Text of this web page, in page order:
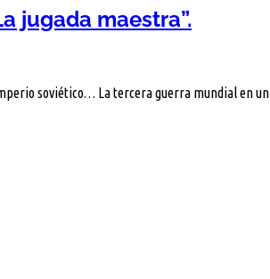
jugada maestra”.
soviético… La tercera guerra mundial en un